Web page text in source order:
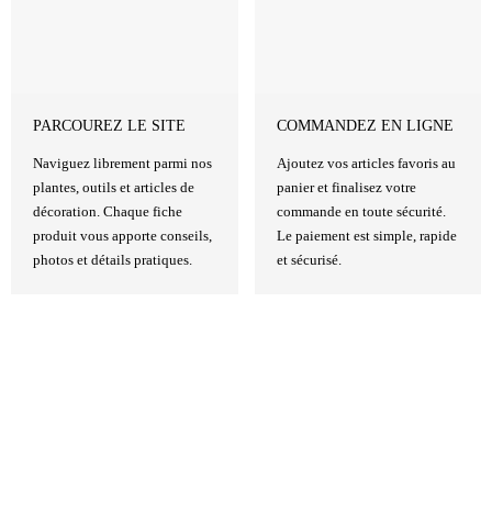
PARCOUREZ LE SITE
Naviguez librement parmi nos
plantes, outils et articles de
décoration. Chaque fiche
produit vous apporte conseils,
photos et détails pratiques.
COMMANDEZ EN LIGNE
Ajoutez vos articles favoris au
panier et finalisez votre
commande en toute sécurité.
Le paiement est simple, rapide
et sécurisé.